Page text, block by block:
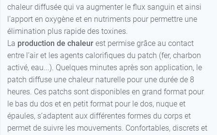
chaleur diffusée qui va augmenter le flux sanguin et ainsi
l’apport en oxygène et en nutriments pour permettre une
élimination plus rapide des toxines.
La production de chaleur est permise grâce au contact
entre l’air et les agents calorifiques du patch (fer, charbon
activé, eau...). Quelques minutes après son application, le
patch diffuse une chaleur naturelle pour une durée de 8
heures. Ces patchs sont disponibles en grand format pour
le bas du dos et en petit format pour le dos, nuque et
épaules, s’adaptent aux différentes formes du corps et
permet de suivre les mouvements. Confortables, discrets et